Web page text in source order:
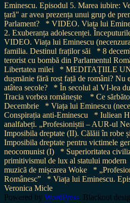
Eminescu. Episodul 5. Marea iubire:
țară" ar avea prezența unui grup de
Parlament?
* VIDEO. Viața lui
2. Exuberanța adolescenței.
VIDEO. Viața lui Eminescu
familia. Destinul fraților săi
* 8
terorist cu bombă din Parlamentul
Libertatea milei
* MEDITAȚIILE
dușmănie fără rost față de români? Nu
atâtea secole?
* În secolul al VI-lea
Tracia vorbea românește
* Ce
Decembrie
* Viața lui Eminescu
Conspirația anti-Eminescu
* Iuliean
analfabeți. „Profesioniștii – AUR-ul
Imposibila dreptate (II). Călăii în robe
Imposibila dreptate pentru victimele
neocomunist (I)
* Superioritatea
primitivismul de lux al statului modern
muzică de mișcarea Woke
*
Românesc”
* Viața lui Eminescu.
Veronica Micle
Powered by WordPress. Blackoot